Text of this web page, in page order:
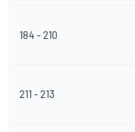
184 - 210
211 - 213